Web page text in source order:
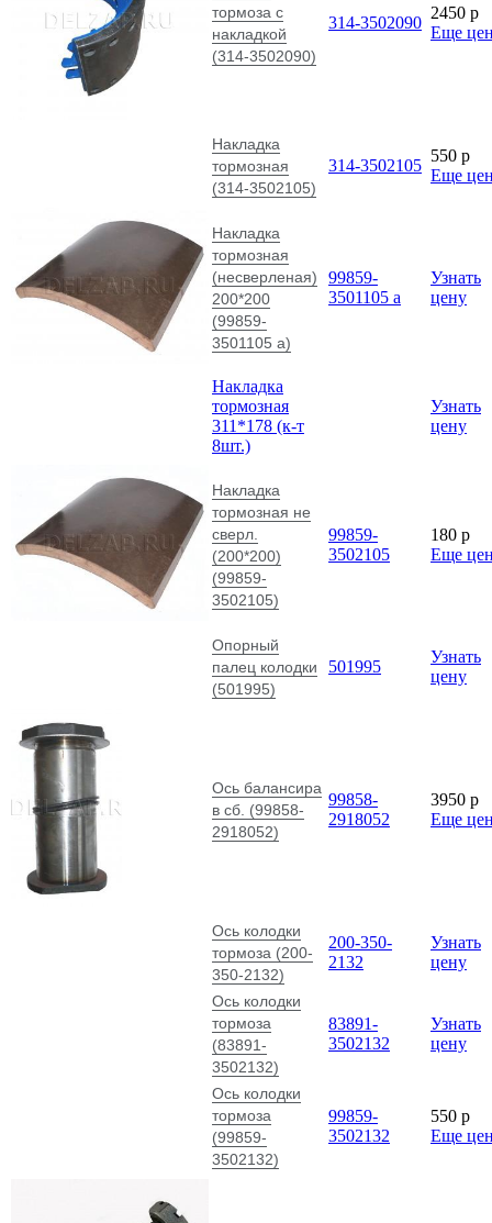
тормоза с
накладкой
(314-3502090)
314-3502090
2450 p
Еще
Накладка
тормозная
(314-3502105)
314-3502105
550 p
Еще
Накладка
тормозная
(несверленая)
200*200
(99859-
3501105 а)
99859-
3501105 а
Узнать
цену
Накладка
тормозная
311*178 (к-т
8шт.)
Узнать
цену
Накладка
тормозная не
сверл.
(200*200)
(99859-
3502105)
99859-
3502105
180 p
Еще
Опорный
палец колодки
(501995)
501995
Узнать
цену
Ось балансира
в сб. (99858-
2918052)
99858-
2918052
3950 p
Еще
Ось колодки
тормоза (200-
350-2132)
200-350-
2132
Узнать
цену
Ось колодки
тормоза
(83891-
3502132)
83891-
3502132
Узнать
цену
Ось колодки
тормоза
(99859-
3502132)
99859-
3502132
550 p
Еще